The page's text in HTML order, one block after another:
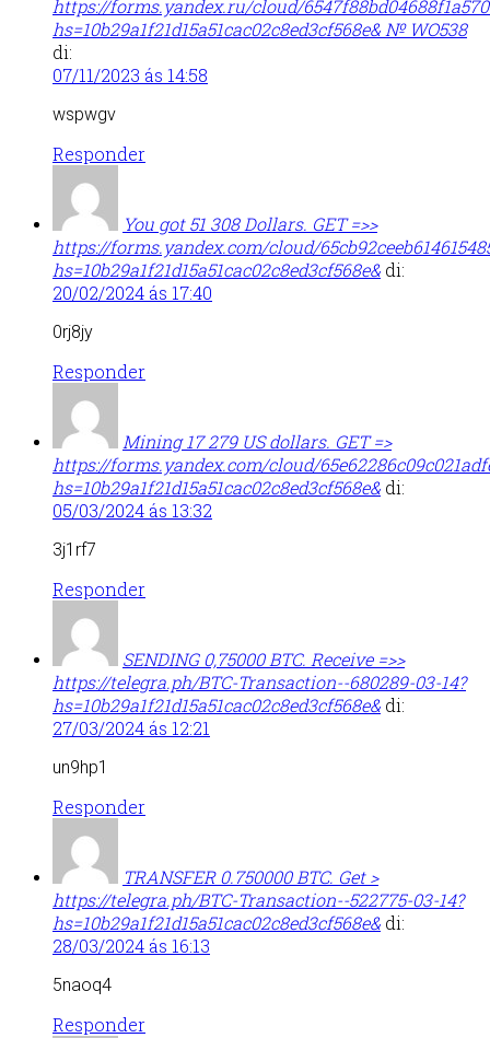
https://forms.yandex.ru/cloud/
hs=10b29a1f21d15a51cac02c8ed3cf568e& № WO538
di:
07/11/2023 ás 14:58
wspwgv
Responder
You got 51 308 Dollars. GЕТ =>>
https://forms.yandex.com/cloud/
hs=10b29a1f21d15a51cac02c8ed3cf568e& di:
20/02/2024 ás 17:40
0rj8jy
Responder
Mining 17 279 US dollars. GЕТ =>
https://forms.yandex.com/cloud/
hs=10b29a1f21d15a51cac02c8ed3cf568e& di:
05/03/2024 ás 13:32
3j1rf7
Responder
SЕNDING 0,75000 ВTC. Receive =>>
https://telegra.ph/BTC-Transaction--680289-03-14?
hs=10b29a1f21d15a51cac02c8ed3cf568e& di:
27/03/2024 ás 12:21
un9hp1
Responder
ТRАNSFЕR 0.750000 ВTC. Get >
https://telegra.ph/BTC-Transaction--522775-03-14?
hs=10b29a1f21d15a51cac02c8ed3cf568e& di:
28/03/2024 ás 16:13
5naoq4
Responder